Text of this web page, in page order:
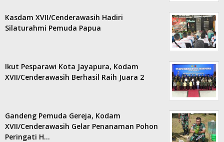
Kasdam XVII/Cenderawasih Hadiri
Silaturahmi Pemuda Papua
Ikut Pesparawi Kota Jayapura, Kodam
XVII/Cenderawasih Berhasil Raih Juara 2
Gandeng Pemuda Gereja, Kodam
XVII/Cenderawasih Gelar Penanaman Pohon
Peringati H…